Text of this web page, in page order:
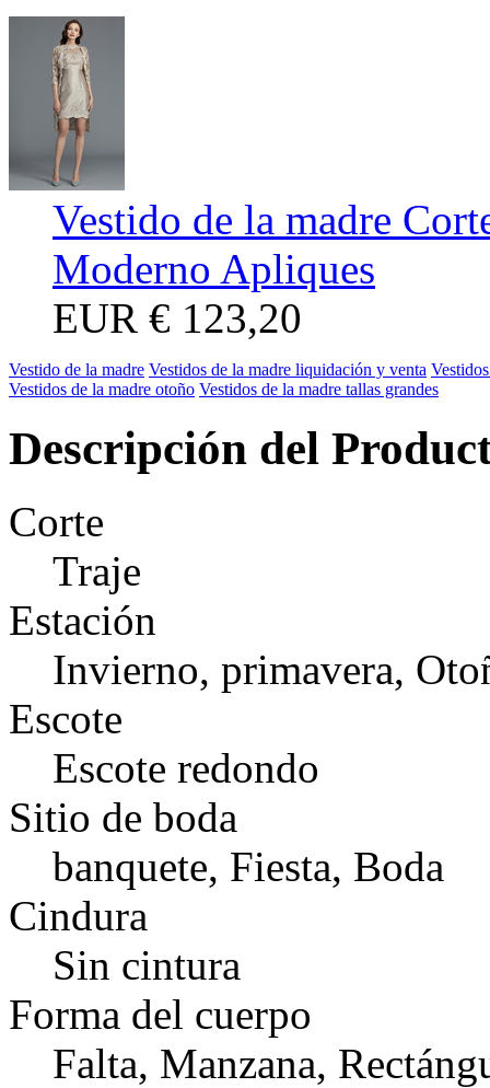
Vestido de la madre
Moderno Apliques
EUR € 123,20
Vestido de la madre Vestidos de la madre liquidación y venta
Vestidos de la madre otoño Vestidos de la madre tallas grandes
Descripción del
Corte
Traje
Estación
Invierno, primavera,
Escote
Escote redondo
Sitio de boda
banquete, Fiesta, Boda
Cindura
Sin cintura
Forma del cuerpo
Falta, Manzana,